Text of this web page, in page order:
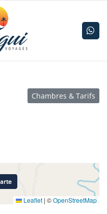
Chambres & Tarifs
Leaflet | ©OpenStreetMap